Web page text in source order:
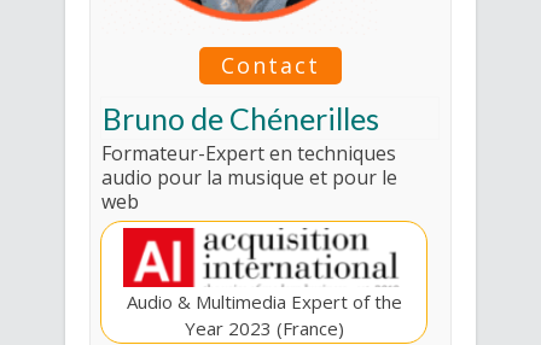
Contact
Bruno de Chénerilles
Formateur-Expert en techniques
audio pour la musique et pour le
web
Audio & Multimedia Expert of the
Year 2023 (France)